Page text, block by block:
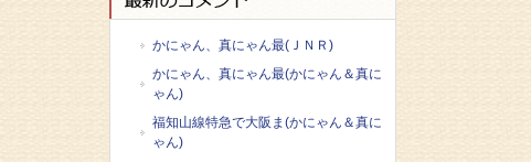
かにゃん、真にゃん最(ＪＮＲ)
かにゃん、真にゃん最(かにゃん＆真に
ゃん)
福知山線特急で大阪ま(かにゃん＆真に
ゃん)